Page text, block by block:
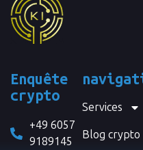
Enquête
crypto
+49 6057
9189145
Services
Blog crypto